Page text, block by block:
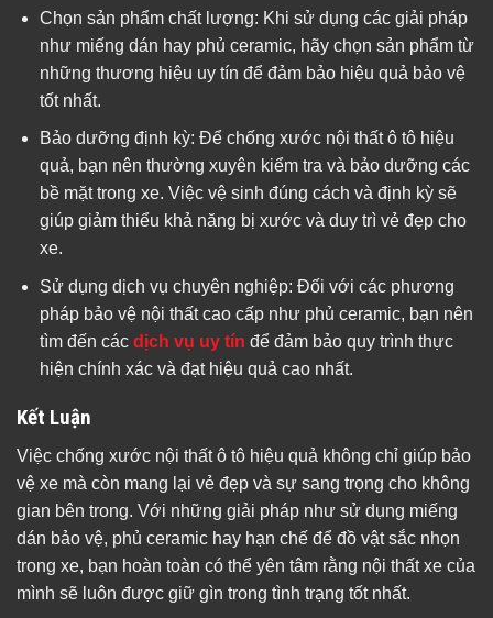
Chọn sản phẩm chất lượng: Khi sử dụng các giải pháp
như miếng dán hay phủ ceramic, hãy chọn sản phẩm từ
những thương hiệu uy tín để đảm bảo hiệu quả bảo vệ
tốt nhất.
Bảo dưỡng định kỳ: Để chống xước nội thất ô tô hiệu
quả, bạn nên thường xuyên kiểm tra và bảo dưỡng các
bề mặt trong xe. Việc vệ sinh đúng cách và định kỳ sẽ
giúp giảm thiểu khả năng bị xước và duy trì vẻ đẹp cho
xe.
Sử dụng dịch vụ chuyên nghiệp: Đối với các phương
pháp bảo vệ nội thất cao cấp như phủ ceramic, bạn nên
tìm đến các dịch vụ uy tín để đảm bảo quy trình thực
hiện chính xác và đạt hiệu quả cao nhất.
Kết Luận
Việc chống xước nội thất ô tô hiệu quả không chỉ giúp bảo
vệ xe mà còn mang lại vẻ đẹp và sự sang trọng cho không
gian bên trong. Với những giải pháp như sử dụng miếng
dán bảo vệ, phủ ceramic hay hạn chế để đồ vật sắc nhọn
trong xe, bạn hoàn toàn có thể yên tâm rằng nội thất xe của
mình sẽ luôn được giữ gìn trong tình trạng tốt nhất.